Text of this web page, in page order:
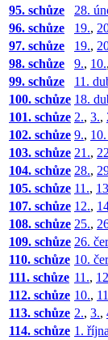
95. schůze
28.
96. schůze
19.,
97. schůze
19.,
98. schůze
9., 10.,
99. schůze
11.
100. schůze 18.
101. schůze 2., 3.,
102. schůze 9.,
103. schůze 21.,
104. schůze 28.,
105. schůze 11.,
107. schůze 12.,
108. schůze 25.,
109. schůze 26.
110. schůze 10.
111. schůze 11.,
112. schůze 10.,
113. schůze 2., 3.,
114. schůze 1.